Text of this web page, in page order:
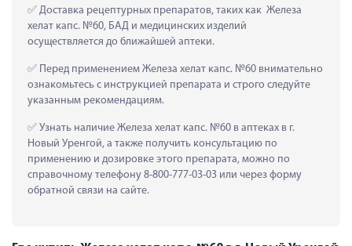
Доставка рецептурных препаратов, таких как  Железа
хелат капс. №60, БАД и медицинских изделий
осуществляется до ближайшей аптеки.
Перед применением Железа хелат капс. №60 внимательно
ознакомьтесь с инструкцией препарата и строго следуйте
указанным рекомендациям.
Узнать наличие Железа хелат капс. №60 в аптеках в г.
Новый Уренгой, а также получить консультацию по
применению и дозировке этого препарата, можно по
справочному телефону 8-800-777-03-03 или через форму
обратной связи на сайте.